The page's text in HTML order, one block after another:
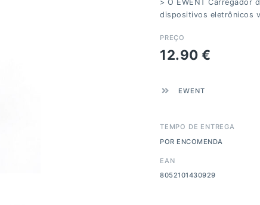
> O EWENT Carregador
dispositivos eletrônicos
PREÇO
12.90 €
EWENT
TEMPO DE ENTREGA
POR ENCOMENDA
EAN
8052101430929